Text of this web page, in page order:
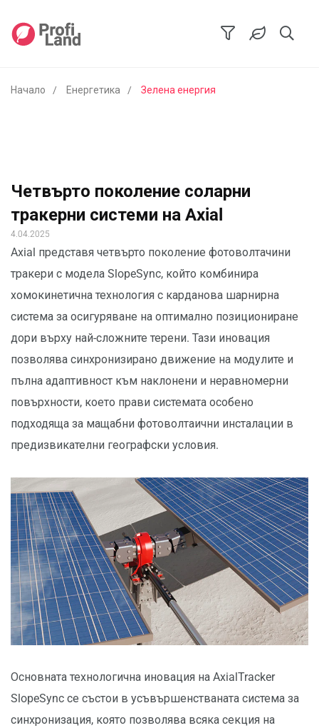
Начало Енергетика Зелена енергия
Четвърто поколение соларни
тракерни системи на Axial
4.04.2025
Axial представя четвърто поколение фотоволтачини
тракери с модела SlopeSync, който комбинира
хомокинетична технология с карданова шарнирна
система за осигуряване на оптимално позициониране
дори върху най-сложните терени. Тази иновация
позволява синхронизирано движение на модулите и
пълна адаптивност към наклонени и неравномерни
повърхности, което прави системата особено
подходяща за мащабни фотоволтаични инсталации в
предизвикателни географски условия.
Основната технологична иновация на AxialTracker
SlopeSync се състои в усъвършенстваната система за
синхронизация, която позволява всяка секция на